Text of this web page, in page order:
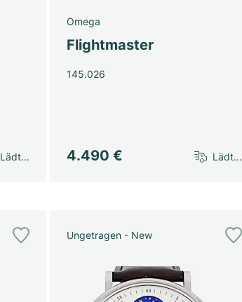
Lädt...
Omega
Flightmaster
145.026
4.490 € Lädt...
Ungetragen - New